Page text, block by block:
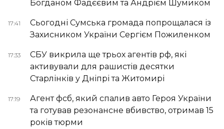
Богданом Фадєєвим та Андрієм Шумиком
17:41
Сьогодні Сумська громада попрощалася із
Захисником України Сергієм Пожиленком
17:33
СБУ викрила ще трьох агентів рф, які
активували для рашистів десятки
Старлінків у Дніпрі та Житомирі
17:19
Агент фсб, який спалив авто Героя України
та готував резонансне вбивство, отримав 15
років тюрми